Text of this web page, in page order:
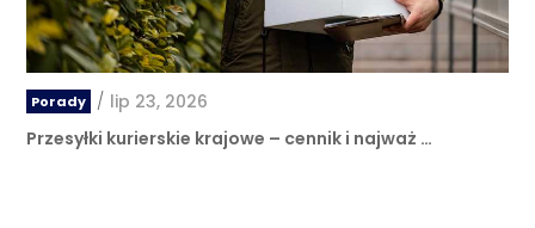
Porady / lip 23, 2026
Przesyłki kurierskie krajowe – cennik i najważ …